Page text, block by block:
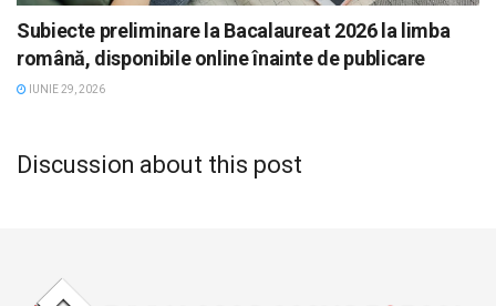
Subiecte preliminare la Bacalaureat 2026 la limba
română, disponibile online înainte de publicare
IUNIE 29, 2026
Discussion about this post